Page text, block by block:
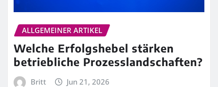
ALLGEMEINER ARTIKEL
Welche Erfolgshebel stärken
betriebliche Prozesslandschaften?
Britt Jun 21, 2026